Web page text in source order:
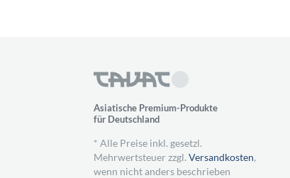
Asiatische Premium-Produkte
für Deutschland
* Alle Preise inkl. gesetzl.
Mehrwertsteuer zzgl. Versandkosten,
wenn nicht anders beschrieben